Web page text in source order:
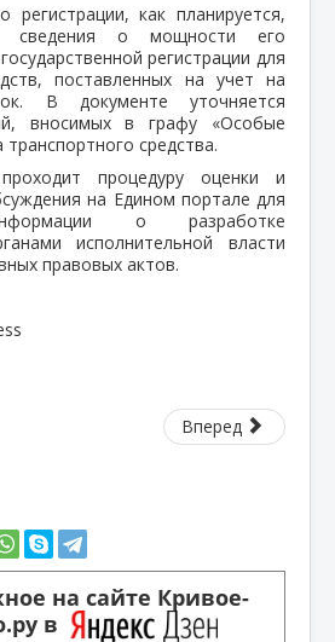
регистрации, как планируется,
сведения о мощности его
регистрации для
поставленных на учет на
В документе уточняется
вносимых в графу «Особые
средства.
процедуру оценки и
на Едином портале для
о разработке
исполнительной власти
правовых актов.
Вперед
на сайте Кривое-
в